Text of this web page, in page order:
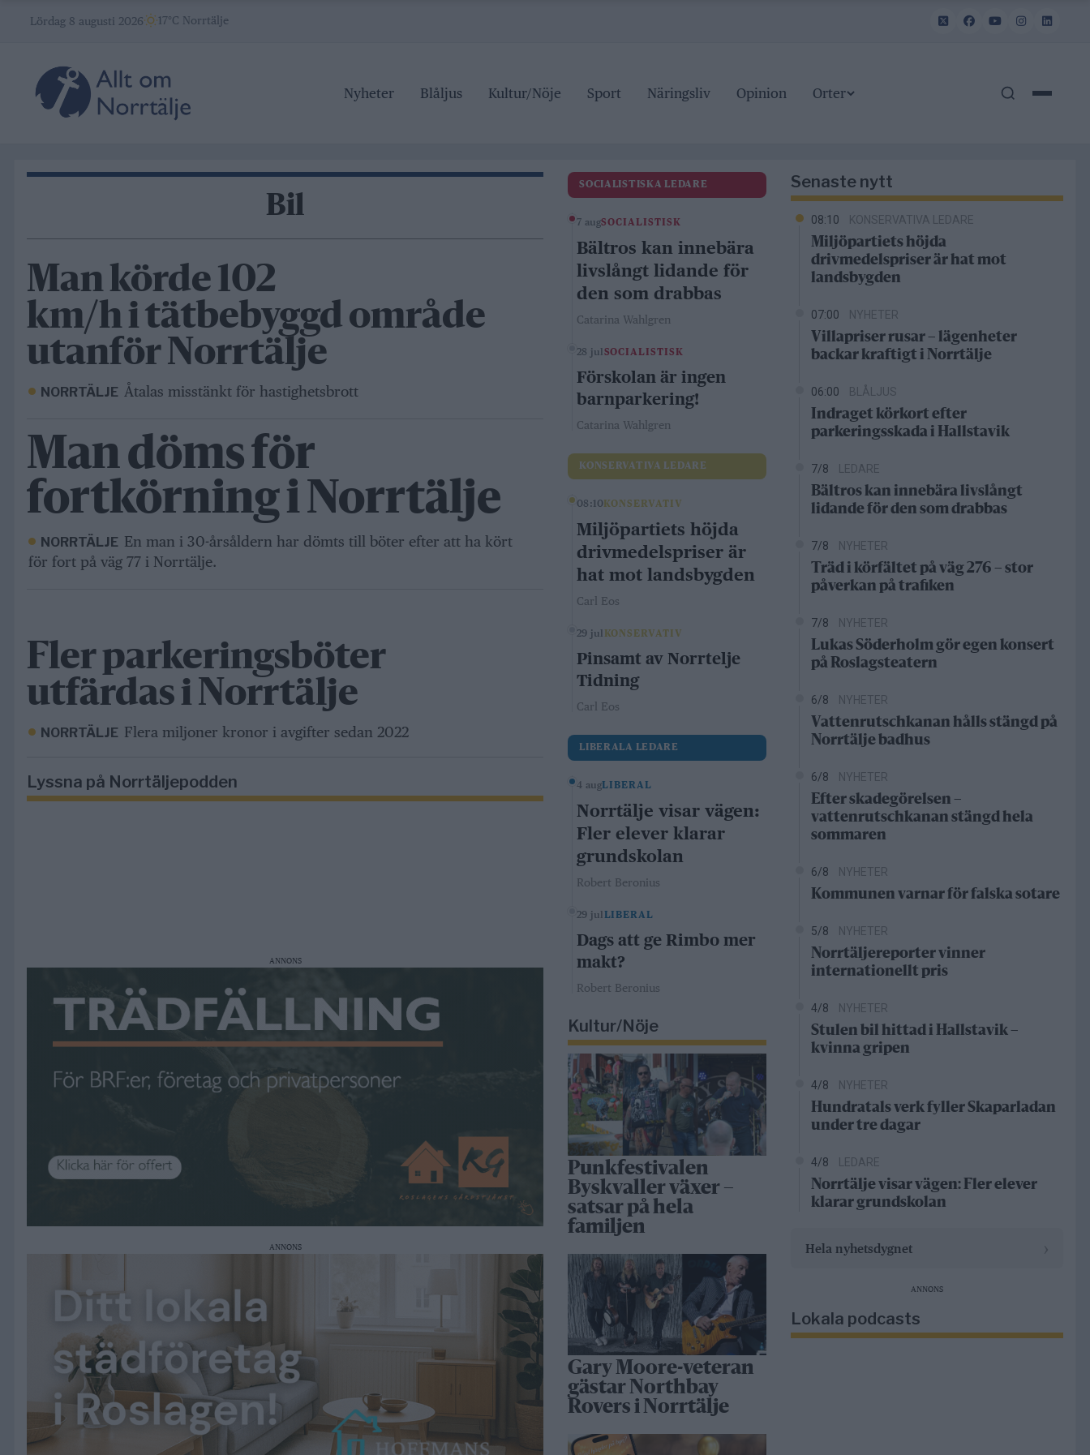
Lördag 8 augusti 2026 17°C Norrtälje
Nyheter Blåljus Kultur/Nöje Sport Näringsliv Opinion Orter
Bil
Man körde 102
km/h i tätbebyggd område
utanför Norrtälje
NORRTÄLJE Åtalas misstänkt för hastighetsbrott
Man döms för
fortkörning i Norrtälje
NORRTÄLJE En man i 30-årsåldern har dömts till böter efter att ha kört
för fort på väg 77 i Norrtälje.
Fler parkeringsböter
utfärdas i Norrtälje
NORRTÄLJE Flera miljoner kronor i avgifter sedan 2022
Lyssna på Norrtäljepodden
ANNONS
ANNONS
SOCIALISTISKA LEDARE
7 augSOCIALISTISK
Bältros kan innebära
livslångt lidande för
den som drabbas
Catarina Wahlgren
28 jul SOCIALISTISK
Förskolan är ingen
barnparkering!
Catarina Wahlgren
KONSERVATIVA LEDARE
08:10 KONSERVATIV
Miljöpartiets höjda
drivmedelspriser är
hat mot landsbygden
Carl Eos
29 jul KONSERVATIV
Pinsamt av Norrtelje
Tidning
Carl Eos
LIBERALA LEDARE
4 augLIBERAL
Norrtälje visar vägen:
Fler elever klarar
grundskolan
Robert Beronius
29 jul LIBERAL
Dags att ge Rimbo mer
makt?
Robert Beronius
Kultur/Nöje
Punkfestivalen
Byskvaller växer –
satsar på hela
familjen
Gary Moore-veteran
gästar Northbay
Rovers i Norrtälje
Senaste nytt
08:10 KONSERVATIVA LEDARE
Miljöpartiets höjda
drivmedelspriser är hat mot
landsbygden
07:00 NYHETER
Villapriser rusar – lägenheter
backar kraftigt i Norrtälje
06:00 BLÅLJUS
Indraget körkort efter
parkeringsskada i Hallstavik
7/8 LEDARE
Bältros kan innebära livslångt
lidande för den som drabbas
7/8 NYHETER
Träd i körfältet på väg 276 – stor
påverkan på trafiken
7/8 NYHETER
Lukas Söderholm gör egen konsert
på Roslagsteatern
6/8 NYHETER
Vattenrutschkanan hålls stängd på
Norrtälje badhus
6/8 NYHETER
Efter skadegörelsen –
vattenrutschkanan stängd hela
sommaren
6/8 NYHETER
Kommunen varnar för falska sotare
5/8 NYHETER
Norrtäljereporter vinner
internationellt pris
4/8 NYHETER
Stulen bil hittad i Hallstavik –
kvinna gripen
4/8 NYHETER
Hundratals verk fyller Skaparladan
under tre dagar
4/8 LEDARE
Norrtälje visar vägen: Fler elever
klarar grundskolan
Hela nyhetsdygnet
ANNONS
Lokala podcasts